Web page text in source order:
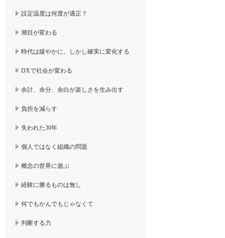
設定温度は何度が適正？
潮目が変わる
時代は緩やかに、しかし確実に変化する
DXで社会が変わる
余計、余分、余白が楽しさを生み出す
負担を減らす
失われた30年
個人ではなく組織の問題
概念の世界に遊ぶ
経験に勝るものは無し
何でもかんでもじゃなくて
判断する力